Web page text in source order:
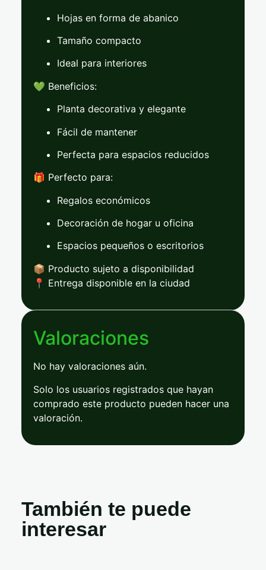
Hojas en forma de abanico
Tamaño compacto
Ideal para interiores
💚 Beneficios:
Planta decorativa y elegante
Fácil de mantener
Perfecta para espacios reducidos
🎁 Perfecto para:
Regalos económicos
Decoración de hogar u oficina
Espacios pequeños o escritorios
📦 Producto sujeto a disponibilidad
📍 Entrega disponible en la ciudad
Valoraciones
No hay valoraciones aún.
Solo los usuarios registrados que hayan
comprado este producto pueden hacer una
valoración.
También te puede
interesar